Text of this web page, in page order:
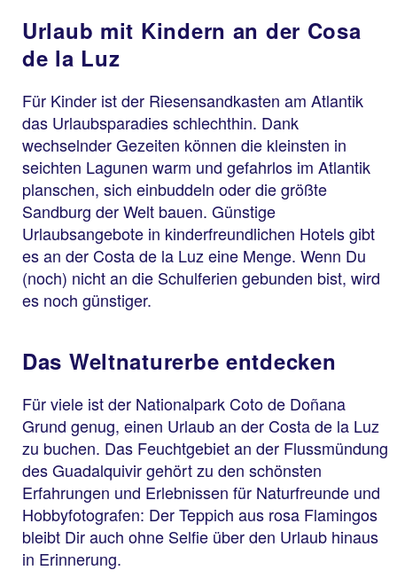
Urlaub mit Kindern an der Cosa
de la Luz
Für Kinder ist der Riesensandkasten am Atlantik
das Urlaubsparadies schlechthin. Dank
wechselnder Gezeiten können die kleinsten in
seichten Lagunen warm und gefahrlos im Atlantik
planschen, sich einbuddeln oder die größte
Sandburg der Welt bauen. Günstige
Urlaubsangebote in kinderfreundlichen Hotels gibt
es an der Costa de la Luz eine Menge. Wenn Du
(noch) nicht an die Schulferien gebunden bist, wird
es noch günstiger.
Das Weltnaturerbe entdecken
Für viele ist der Nationalpark Coto de Doñana
Grund genug, einen Urlaub an der Costa de la Luz
zu buchen. Das Feuchtgebiet an der Flussmündung
des Guadalquivir gehört zu den schönsten
Erfahrungen und Erlebnissen für Naturfreunde und
Hobbyfotografen: Der Teppich aus rosa Flamingos
bleibt Dir auch ohne Selfie über den Urlaub hinaus
in Erinnerung.